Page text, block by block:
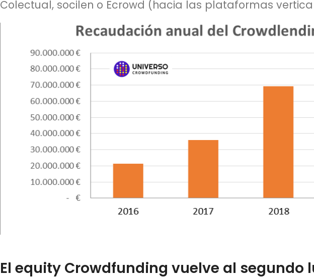
Colectual, socilen o Ecrowd (hacia las plataformas
El equity Crowdfunding vuelve al segundo